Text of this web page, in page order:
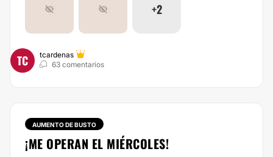
+2
TC
tcardenas
63 comentarios
AUMENTO DE BUSTO
¡ME OPERAN EL MIÉRCOLES!